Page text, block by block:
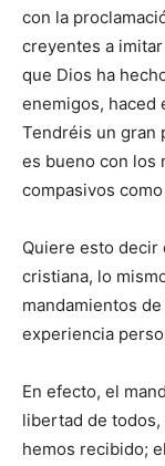
con la
creyentes a
que Dios ha
enemigos, haced
Tendréis un gran
es bueno con los
compasivos
Quiere esto decir
cristiana, lo
mandamientos
experiencia
En efecto, el
libertad de
hemos recibido;